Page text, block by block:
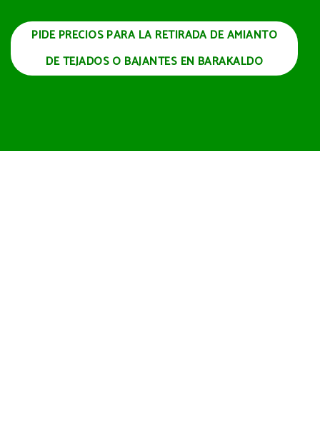
PIDE PRECIOS PARA LA RETIRADA DE AMIANTO
DE TEJADOS O BAJANTES EN BARAKALDO